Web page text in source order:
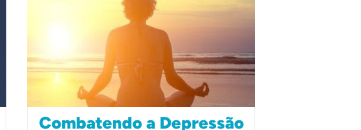
Combatendo a Depressão